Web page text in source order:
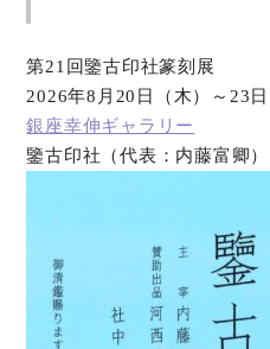
第21回鑒古印社篆刻展
2026年8月20日（木）～23日
銀座幸伸ギャラリー
鑒古印社（代表：内藤富卿）